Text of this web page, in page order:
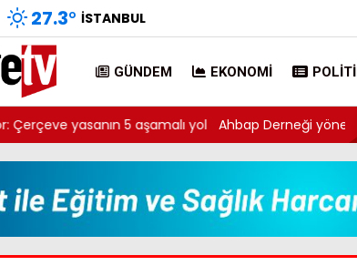
27.3° İSTANBUL
GÜNDEM EKONOMI
yönetimine kayyum atandı